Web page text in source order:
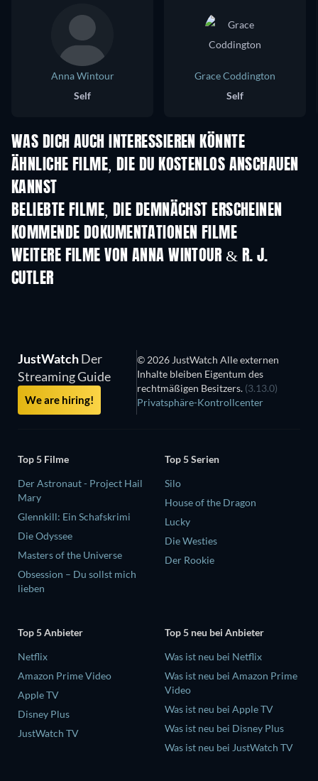
Anna Wintour
Self
Grace Coddington
Self
WAS DICH AUCH INTERESSIEREN KÖNNTE
ÄHNLICHE FILME, DIE DU KOSTENLOS ANSCHAUEN
KANNST
BELIEBTE FILME, DIE DEMNÄCHST ERSCHEINEN
KOMMENDE DOKUMENTATIONEN FILME
WEITERE FILME VON ANNA WINTOUR & R. J.
CUTLER
JustWatchDer
Streaming Guide
We are hiring!
© 2026 JustWatch Alle externen
Inhalte bleiben Eigentum des
rechtmäßigen Besitzers. (3.13.0)
Privatsphäre-Kontrollcenter
Top 5 Filme
Der Astronaut - Project Hail
Mary
Glennkill: Ein Schafskrimi
Die Odyssee
Masters of the Universe
Obsession – Du sollst mich
lieben
Top 5 Serien
Silo
House of the Dragon
Lucky
Die Westies
Der Rookie
Top 5 Anbieter
Netflix
Amazon Prime Video
Apple TV
Disney Plus
JustWatch TV
Top 5 neu bei Anbieter
Was ist neu bei Netflix
Was ist neu bei Amazon Prime
Video
Was ist neu bei Apple TV
Was ist neu bei Disney Plus
Was ist neu bei JustWatch TV